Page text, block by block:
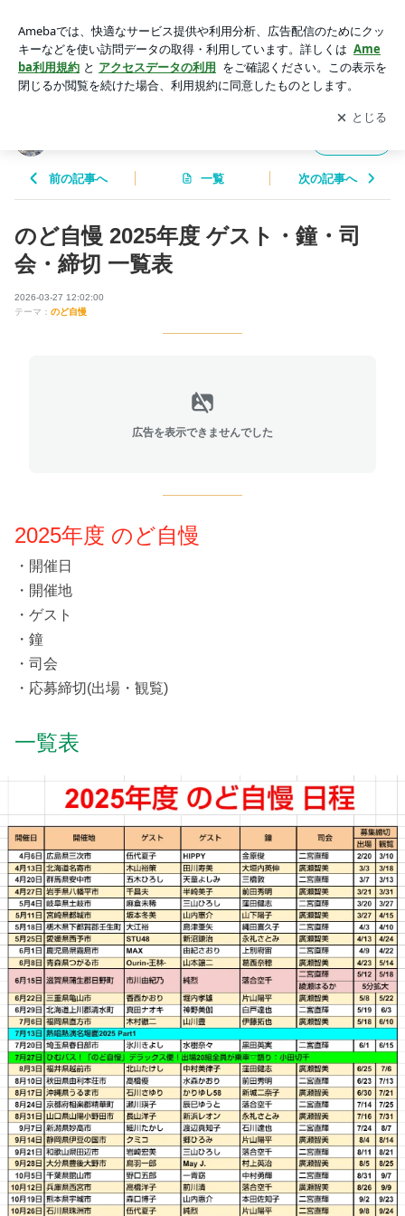
しのブログアプリをダウンロードして ブログの更新通知
を受け取りまし
ょう。
開く
前の記事へ 一覧 次の記事へ
のど自慢 2025年度 ゲスト・鐘・司
会・締切 一覧表
2026-03-27 12:02:00
テーマ： のど自慢
広告を表示できませんでした
2025年度 のど自慢
・開催日
・開催地
・ゲスト
・鐘
・司会
・応募締切(出場・観覧)
一覧表